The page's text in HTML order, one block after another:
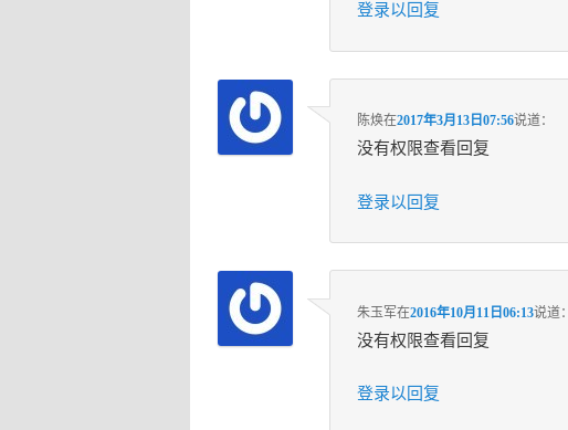
登录以回复
陈焕在2017年3月13日07:56说道：
没有权限查看回复
登录以回复
朱玉军在2016年10月11日06:13说道：
没有权限查看回复
登录以回复